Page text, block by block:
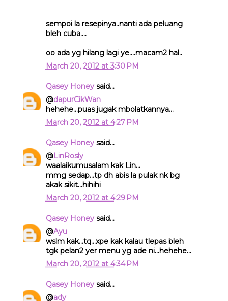
sempoi la resepinya..nanti ada peluang
bleh cuba....
oo ada yg hilang lagi ye....macam2 hal..
March 20, 2012 at 3:30 PM
Qasey Honeysaid...
@dapurCikWan
hehehe...puas jugak mbolatkannya...
March 20, 2012 at 4:27 PM
Qasey Honeysaid...
@LinRosly
waalaikumusalam kak Lin...
mmg sedap...tp dh abis la pulak nk bg
akak sikit...hihihi
March 20, 2012 at 4:29 PM
Qasey Honeysaid...
@Ayu
wslm kak...tq...xpe kak kalau tlepas bleh
tgk pelan2 yer menu yg ade ni...hehehe...
March 20, 2012 at 4:34 PM
Qasey Honeysaid...
@ady